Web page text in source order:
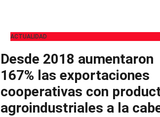
ACTUALIDAD
Desde 2018 aumentaron
167% las exportaciones
cooperativas con
agroindustriales a la